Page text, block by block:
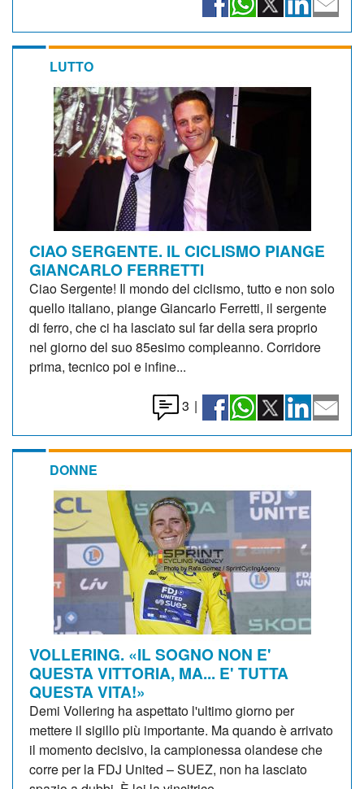
LUTTO
CIAO SERGENTE. IL CICLISMO PIANGE
GIANCARLO FERRETTI
Ciao Sergente! Il mondo del ciclismo, tutto e non solo
quello italiano, piange Giancarlo Ferretti, il sergente
di ferro, che ci ha lasciato sul far della sera proprio
nel giorno del suo 85esimo compleanno. Corridore
prima, tecnico poi e infine...
3 |
DONNE
VOLLERING. «IL SOGNO NON E'
QUESTA VITTORIA, MA... E' TUTTA
QUESTA VITA!»
Demi Vollering ha aspettato l'ultimo giorno per
mettere il sigillo più importante. Ma quando è arrivato
il momento decisivo, la campionessa olandese che
corre per la FDJ United – SUEZ, non ha lasciato